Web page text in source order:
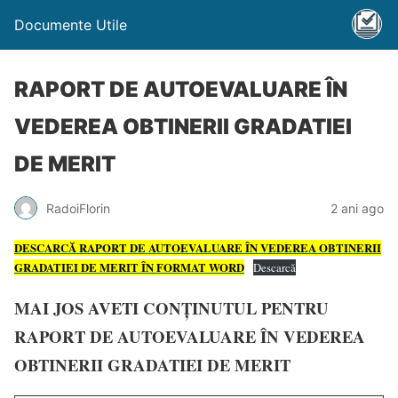
Documente Utile
RAPORT DE AUTOEVALUARE ÎN
VEDEREA OBTINERII GRADATIEI
DE MERIT
RadoiFlorin 2 ani ago
DESCARCĂ RAPORT DE AUTOEVALUARE ÎN VEDEREA OBTINERII
GRADATIEI DE MERIT ÎN FORMAT WORD Descarcă
MAI JOS AVETI CONȚINUTUL PENTRU
RAPORT DE AUTOEVALUAREÎN VEDEREA
OBTINERII GRADATIEI DE MERIT